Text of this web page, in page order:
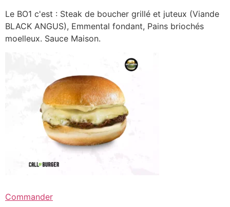
Le BO1 c'est : Steak de boucher grillé et juteux (Viande
BLACK ANGUS), Emmental fondant, Pains briochés
moelleux. Sauce Maison.
Commander